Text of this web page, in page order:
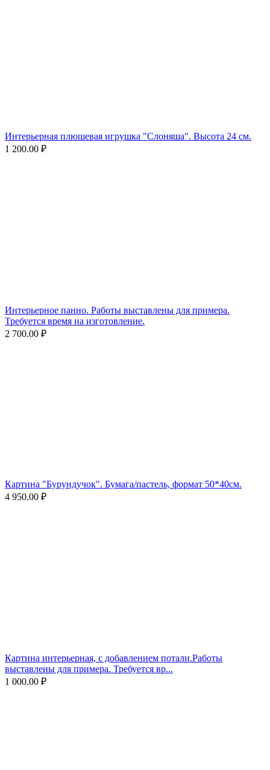
Интерьерная плюшевая игрушка "Слоняша". Высота 24 см.
1 200.00 ₽
Интерьерное панно. Работы выставлены для примера.
Требуется время на изготовление.
2 700.00 ₽
Картина "Бурундучок". Бумага/пастель, формат 50*40см.
4 950.00 ₽
Картина интерьерная, с добавлением потали.Работы
выставлены для примера. Требуется вр...
1 000.00 ₽